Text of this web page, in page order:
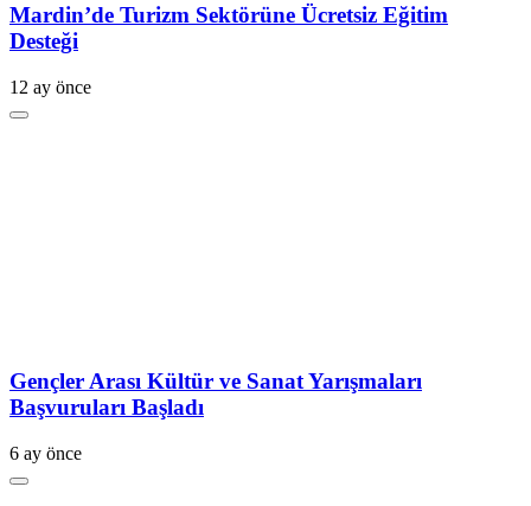
Mardin’de Turizm Sektörüne Ücretsiz Eğitim
Desteği
12 ay önce
Gençler Arası Kültür ve Sanat Yarışmaları
Başvuruları Başladı
6 ay önce